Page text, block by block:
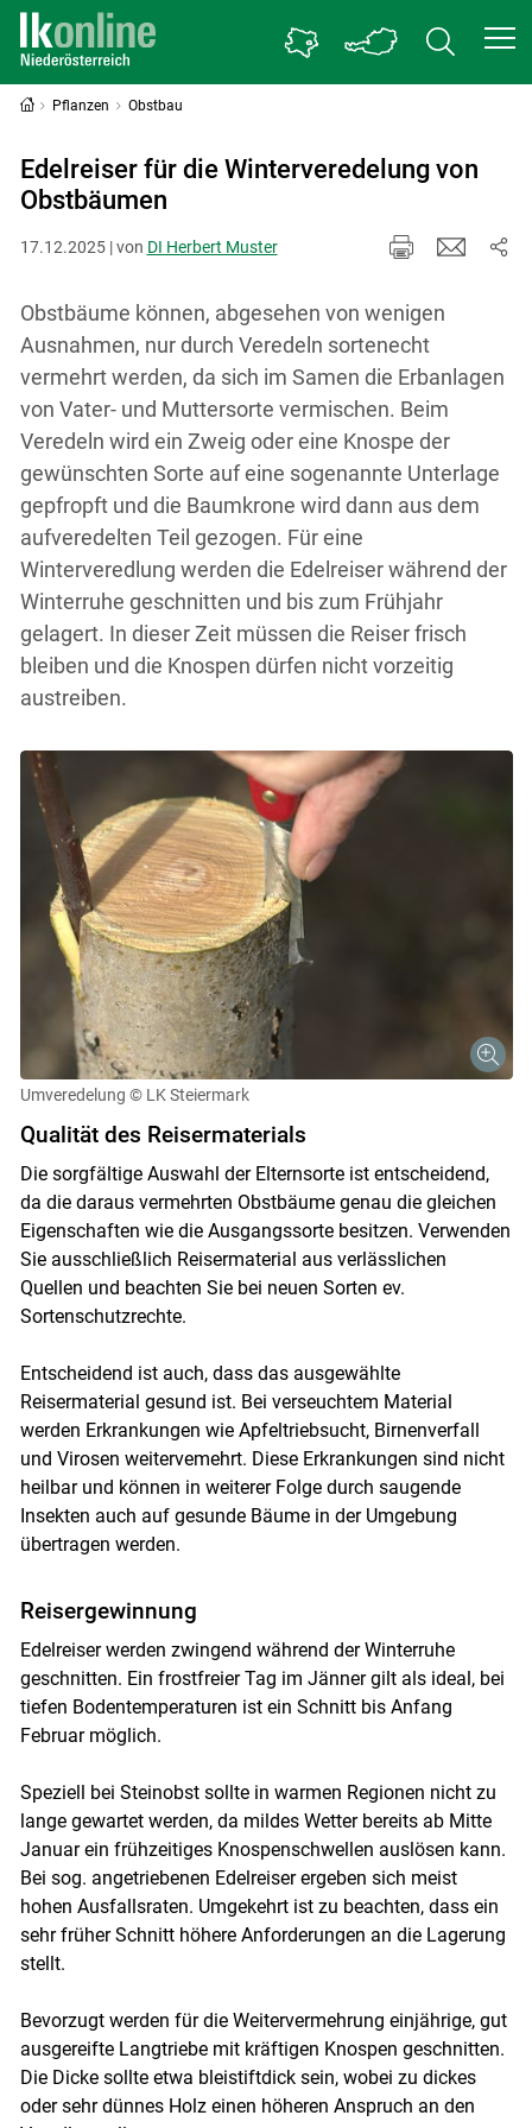
Skip to main content
Pflanzen Obstbau
Edelreiser für die Winterveredelung von
Obstbäumen
17.12.2025 | von DI Herbert Muster
Obstbäume können, abgesehen von wenigen
Ausnahmen, nur durch Veredeln sortenecht
vermehrt werden, da sich im Samen die Erbanlagen
von Vater- und Muttersorte vermischen. Beim
Veredeln wird ein Zweig oder eine Knospe der
gewünschten Sorte auf eine sogenannte Unterlage
gepfropft und die Baumkrone wird dann aus dem
aufveredelten Teil gezogen. Für eine
Winterveredlung werden die Edelreiser während der
Winterruhe geschnitten und bis zum Frühjahr
gelagert. In dieser Zeit müssen die Reiser frisch
bleiben und die Knospen dürfen nicht vorzeitig
austreiben.
Umveredelung © LK Steiermark
Qualität des Reisermaterials
Die sorgfältige Auswahl der Elternsorte ist entscheidend,
da die daraus vermehrten Obstbäume genau die gleichen
Eigenschaften wie die Ausgangssorte besitzen. Verwenden
Sie ausschließlich Reisermaterial aus verlässlichen
Quellen und beachten Sie bei neuen Sorten ev.
Sortenschutzrechte.
Entscheidend ist auch, dass das ausgewählte
Reisermaterial gesund ist. Bei verseuchtem Material
werden Erkrankungen wie Apfeltriebsucht, Birnenverfall
und Virosen weitervemehrt. Diese Erkrankungen sind nicht
heilbar und können in weiterer Folge durch saugende
Insekten auch auf gesunde Bäume in der Umgebung
übertragen werden.
Reisergewinnung
Edelreiser werden zwingend während der Winterruhe
geschnitten. Ein frostfreier Tag im Jänner gilt als ideal, bei
tiefen Bodentemperaturen ist ein Schnitt bis Anfang
Februar möglich.
Speziell bei Steinobst sollte in warmen Regionen nicht zu
lange gewartet werden, da mildes Wetter bereits ab Mitte
Januar ein frühzeitiges Knospenschwellen auslösen kann.
Bei sog. angetriebenen Edelreiser ergeben sich meist
hohen Ausfallsraten. Umgekehrt ist zu beachten, dass ein
sehr früher Schnitt höhere Anforderungen an die Lagerung
stellt.
Bevorzugt werden für die Weitervermehrung einjährige, gut
ausgereifte Langtriebe mit kräftigen Knospen geschnitten.
Die Dicke sollte etwa bleistiftdick sein, wobei zu dickes
oder sehr dünnes Holz einen höheren Anspruch an den